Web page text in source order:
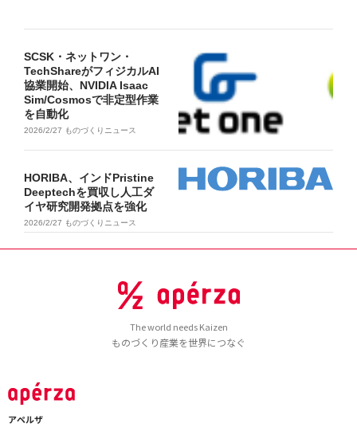
SCSK・ネットワン・
TechShareがフィジカルAI
協業開始、NVIDIA Isaac
Sim/Cosmosで非定型作業
を自動化
2026/2/27 ものづくりニュース
HORIBA、インドPristine
Deeptechを買収し人工ダ
イヤ研究開発拠点を強化
2026/2/27 ものづくりニュース
The world needs Kaizen
ものづくり産業を世界につなぐ
アペルザ